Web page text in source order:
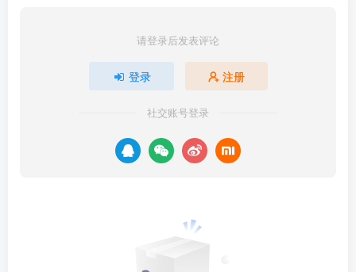
请登录后发表评论
登录 注册
社交账号登录